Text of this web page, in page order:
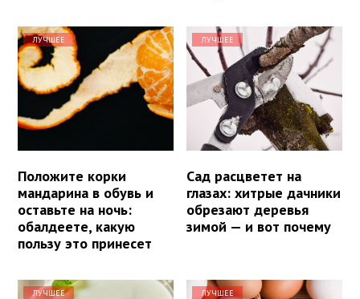
ЛУЧШЕЕ
Положите корки
мандарина в обувь и
оставьте на ночь:
обалдеете, какую
пользу это принесет
ЛУЧШЕЕ
Сад расцветет на
глазах: хитрые дачники
обрезают деревья
зимой — и вот почему
ЛУЧШЕЕ ЛУЧШЕЕ